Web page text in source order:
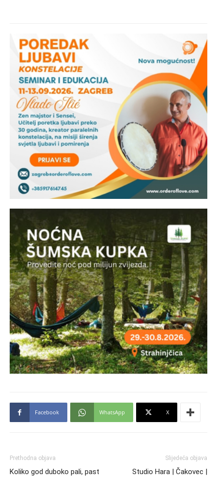
Facebook WhatsApp X
Prethodna objava
Koliko god duboko pali, past
Slijedeća objava
Studio Hara | Čakovec |